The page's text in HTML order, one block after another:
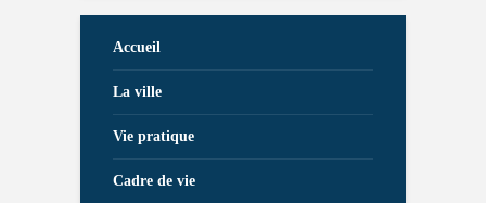
Accueil
La ville
Vie pratique
Cadre de vie